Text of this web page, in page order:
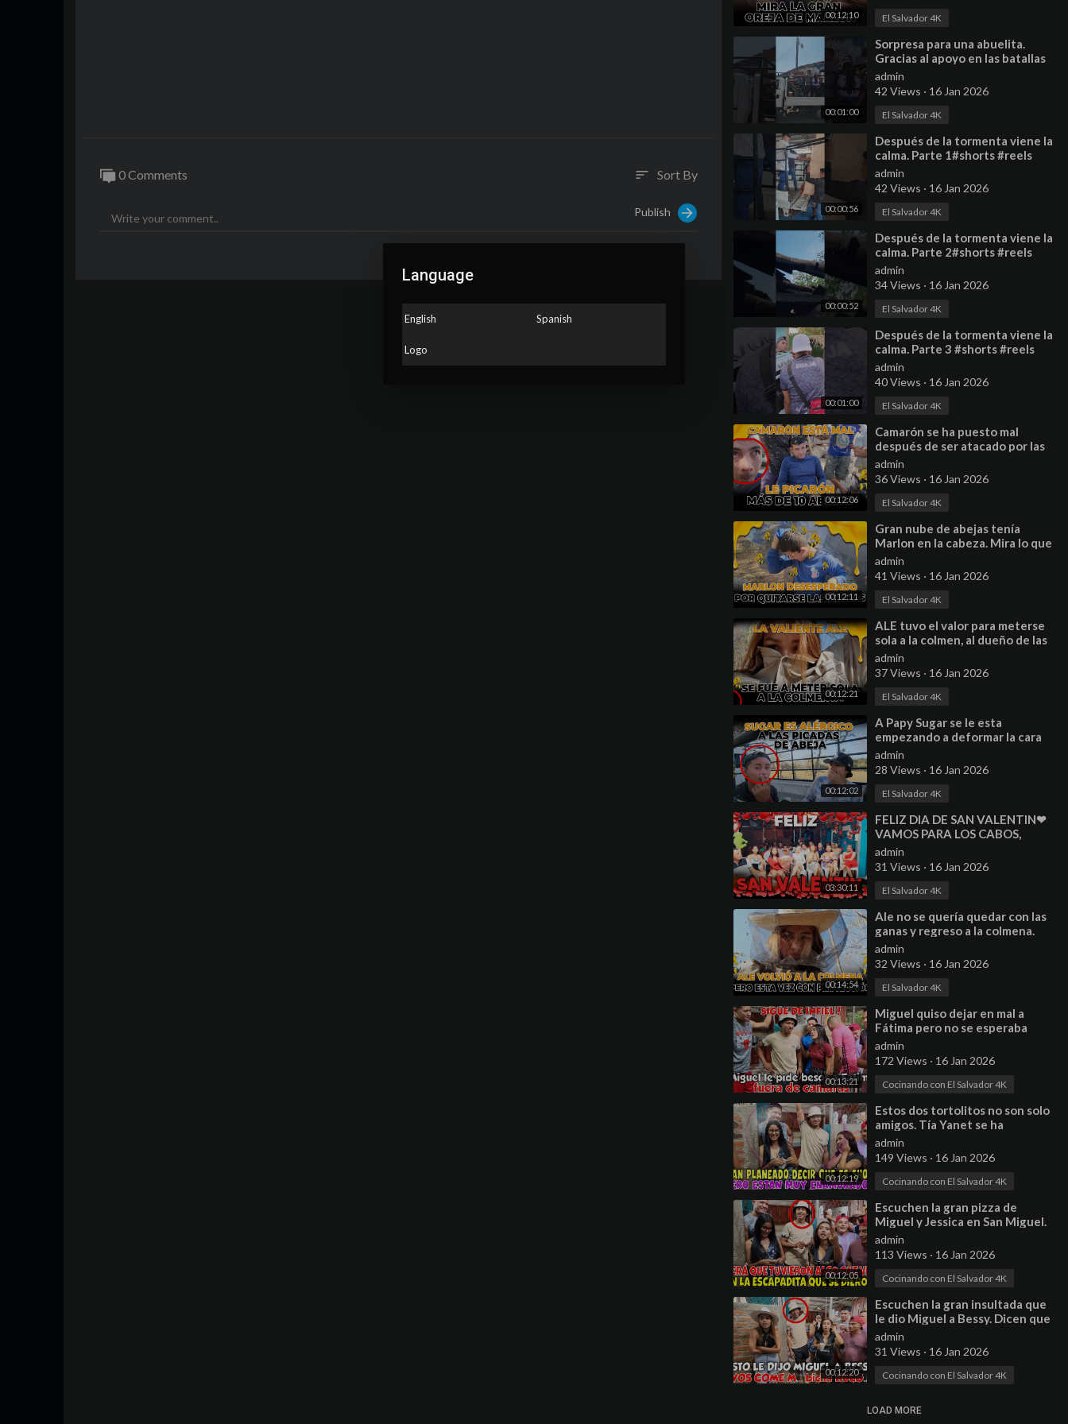
00:12:10 El Salvador 4K
00:01:00
⁣Sorpresa para una abuelita.
Gracias al apoyo en las batallas
#shorts #reels #AyudaSocial
admin
42 Views · 16 Jan 2026
El Salvador 4K
00:00:56
⁣Después de la tormenta viene la
calma. Parte 1#shorts #reels
#ayudasocial
admin
42 Views · 16 Jan 2026
El Salvador 4K
00:00:52
⁣Después de la tormenta viene la
calma. Parte 2#shorts #reels
#ayudasocial
admin
34 Views · 16 Jan 2026
El Salvador 4K
00:01:00
⁣Después de la tormenta viene la
calma. Parte 3 #shorts #reels
#ayudasocial
admin
40 Views · 16 Jan 2026
El Salvador 4K
00:12:06
⁣Camarón se ha puesto mal
después de ser atacado por las
abejas. La plaga esta
preocupada.
admin
36 Views · 16 Jan 2026
El Salvador 4K
00:12:11
⁣Gran nube de abejas tenía
Marlon en la cabeza. Mira lo que
hizo para quitárselas de encima.
admin
41 Views · 16 Jan 2026
El Salvador 4K
00:12:21
⁣ALE tuvo el valor para meterse
sola a la colmen, al dueño de las
colmenas lo sacaron corriendo.
admin
37 Views · 16 Jan 2026
El Salvador 4K
00:12:02
⁣A Papy Sugar se le esta
empezando a deformar la cara
por las picadas. Regresamos a las
colmenas.
admin
28 Views · 16 Jan 2026
El Salvador 4K
03:30:11
⁣FELIZ DIA DE SAN VALENTIN❤
VAMOS PARA LOS CABOS,
MEXICO
admin
31 Views · 16 Jan 2026
El Salvador 4K
00:14:54
⁣Ale no se quería quedar con las
ganas y regreso a la colmena.
Nos divertimos mucho en esta
aventura.
admin
32 Views · 16 Jan 2026
El Salvador 4K
00:13:21
⁣Miguel quiso dejar en mal a
Fátima pero no se esperaba
esto. Que pálida anda Bessy.
Parte 1
admin
172 Views · 16 Jan 2026
Cocinando con El Salvador 4K
00:12:19
⁣Estos dos tortolitos no son solo
amigos. Tía Yanet se ha
enamorado de Henry. Parte 5
admin
149 Views · 16 Jan 2026
Cocinando con El Salvador 4K
00:12:05
⁣Escuchen la gran pizza de
Miguel y Jessica en San Miguel.
SE ESCAPARON DE SUS
CUARTOS. Parte 7
admin
113 Views · 16 Jan 2026
Cocinando con El Salvador 4K
00:12:20
⁣Escuchen la gran insultada que
le dio Miguel a Bessy. Dicen que
Miguel sigue con su vicio. Parte
9
admin
31 Views · 16 Jan 2026
Cocinando con El Salvador 4K
LOAD MORE
0 Comments sort Sort By
Publish
Language
English Spanish
Logo